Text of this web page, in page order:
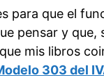
para que el
pensar y que,
mis libros
303 del